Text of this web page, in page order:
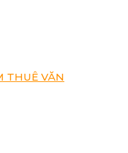
THUÊ VĂN